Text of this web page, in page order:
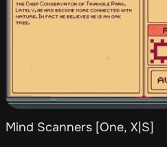
Mind Scanners [One, X|S]